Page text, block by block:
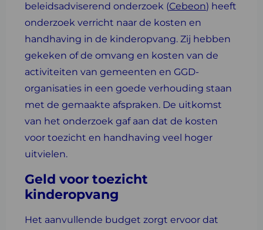
beleidsadviserend onderzoek (Cebeon) heeft
onderzoek verricht naar de kosten en
handhaving in de kinderopvang. Zij hebben
gekeken of de omvang en kosten van de
activiteiten van gemeenten en GGD-
organisaties in een goede verhouding staan
met de gemaakte afspraken. De uitkomst
van het onderzoek gaf aan dat de kosten
voor toezicht en handhaving veel hoger
uitvielen.
Geld voor toezicht
kinderopvang
Het aanvullende budget zorgt ervoor dat